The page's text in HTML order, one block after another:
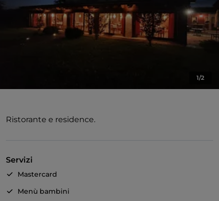
1/2
Ristorante e residence.
Servizi
Mastercard
Menù bambini